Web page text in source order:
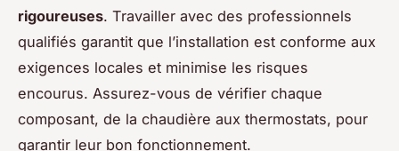
rigoureuses. Travailler avec des professionnels
qualifiés garantit que l’installation est conforme aux
exigences locales et minimise les risques
encourus. Assurez-vous de vérifier chaque
composant, de la chaudière aux thermostats, pour
garantir leur bon fonctionnement.